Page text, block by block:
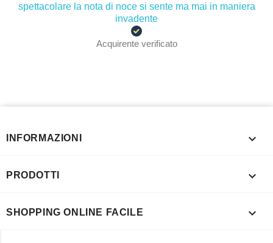
spettacolare la nota di noce si sente ma mai in maniera
invadente
Acquirente verificato
INFORMAZIONI 
PRODOTTI 
SHOPPING ONLINE FACILE 